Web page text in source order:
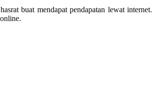
buat mendapat pendapatan lewat internet.